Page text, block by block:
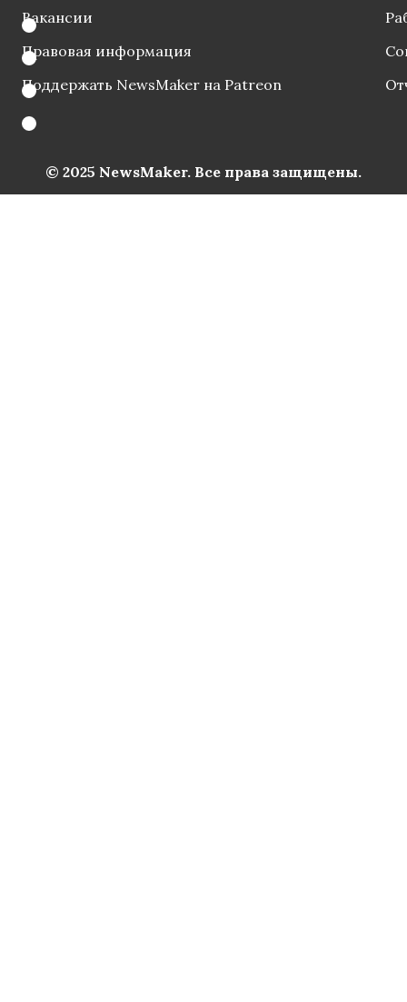
Вакансии
Правовая информация
Поддержать NewsMaker на Patreon
© 2025 NewsMaker. Все права защищены.